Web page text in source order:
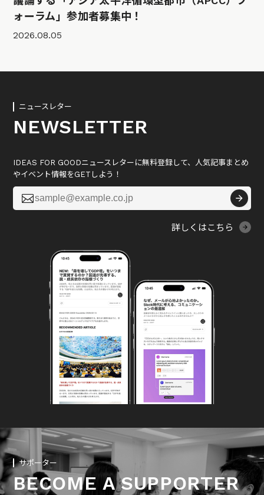
ォーラム」参加者募集中！
2026.08.05
ニュースレター
NEWSLETTER
IDEAS FOR GOODニュースレターに無料登録して、人気記事まとめ
やイベント情報をGETしよう！

詳しくはこちら
サポーター
BECOME A SUPPORTER